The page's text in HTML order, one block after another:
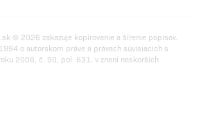
© 2026 zakazuje kopírovanie a šírenie popisov.
o autorskom práve a právach súvisiacich s
2006, č. 90, pol. 631, v znení neskorších